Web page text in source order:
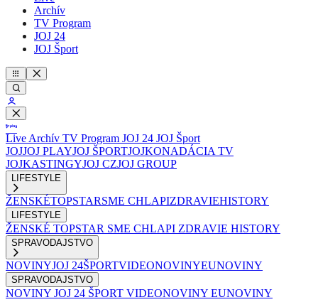
Archív
TV Program
JOJ 24
JOJ Šport
Live Archív TV Program JOJ 24 JOJ Šport
JOJJOJ PLAYJOJ ŠPORTJOJKONADÁCIA TV
JOJKASTINGYJOJ CZJOJ GROUP
LIFESTYLE
ŽENSKÉTOPSTARSME CHLAPIZDRAVIEHISTORY
LIFESTYLE
ŽENSKÉ TOPSTAR SME CHLAPI ZDRAVIE HISTORY
SPRAVODAJSTVO
NOVINYJOJ 24ŠPORTVIDEONOVINYEUNOVINY
SPRAVODAJSTVO
NOVINY JOJ 24 ŠPORT VIDEONOVINY EUNOVINY